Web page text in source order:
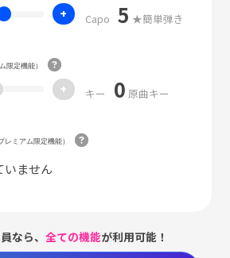
+ Capo 5 ★簡単弾き
限定機能）
+ キー 0 原曲キー
レミアム限定機能）
いません
なら、全ての機能が利用可能！